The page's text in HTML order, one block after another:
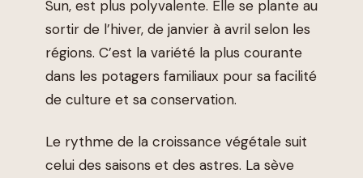
Sun, est plus polyvalente. Elle se plante au
sortir de l’hiver, de janvier à avril selon les
régions. C’est la variété la plus courante
dans les potagers familiaux pour sa facilité
de culture et sa conservation.
Le rythme de la croissance végétale suit
celui des saisons et des astres. La sève